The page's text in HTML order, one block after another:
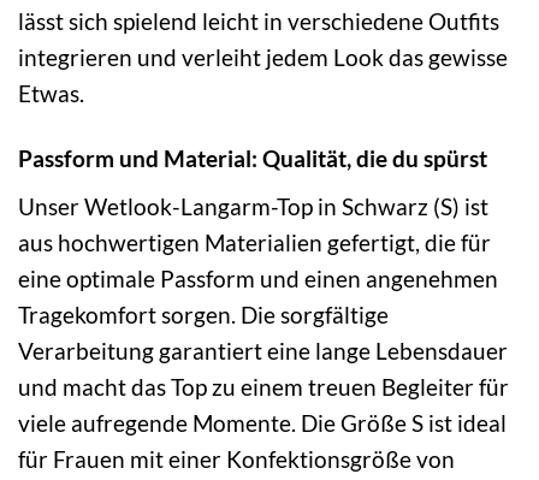
lässt sich spielend leicht in verschiedene Outfits
integrieren und verleiht jedem Look das gewisse
Etwas.
Passform und Material: Qualität, die du spürst
Unser Wetlook-Langarm-Top in Schwarz (S) ist
aus hochwertigen Materialien gefertigt, die für
eine optimale Passform und einen angenehmen
Tragekomfort sorgen. Die sorgfältige
Verarbeitung garantiert eine lange Lebensdauer
und macht das Top zu einem treuen Begleiter für
viele aufregende Momente. Die Größe S ist ideal
für Frauen mit einer Konfektionsgröße von